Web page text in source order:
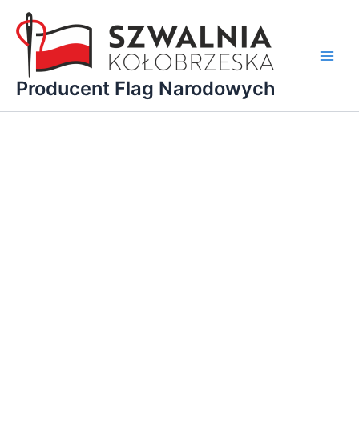
Przejdź
treści
Producent Flag Narodowych